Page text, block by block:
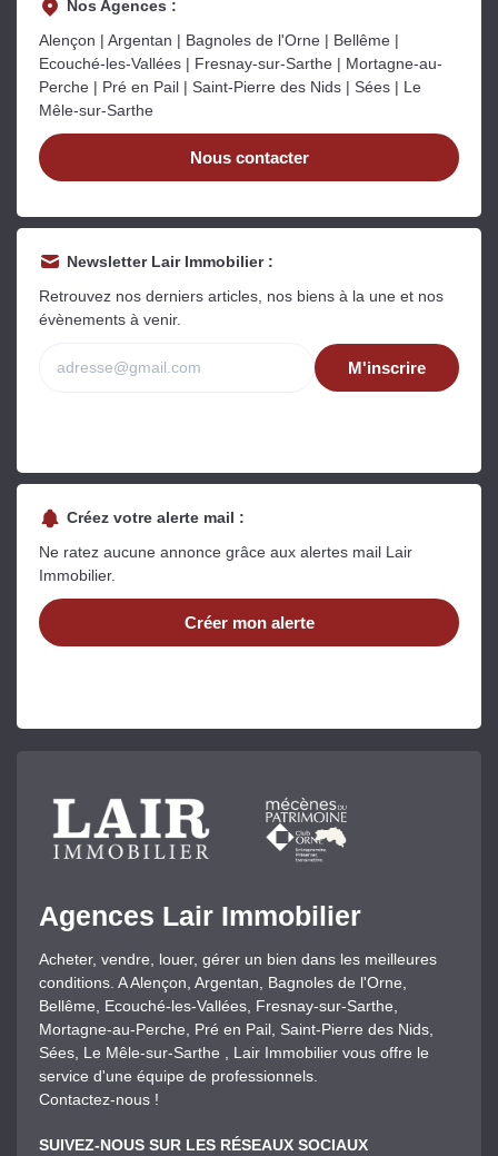
Nos Agences :
Alençon | Argentan | Bagnoles de l'Orne | Bellême |
Ecouché-les-Vallées | Fresnay-sur-Sarthe | Mortagne-au-
Perche | Pré en Pail | Saint-Pierre des Nids | Sées | Le
Mêle-sur-Sarthe
Nous contacter
Newsletter Lair Immobilier :
Retrouvez nos derniers articles, nos biens à la une et nos
évènements à venir.
M'inscrire
Créez votre alerte mail :
Ne ratez aucune annonce grâce aux alertes mail Lair
Immobilier.
Créer mon alerte
Agences Lair Immobilier
Acheter, vendre, louer, gérer un bien dans les meilleures
conditions. A Alençon, Argentan, Bagnoles de l'Orne,
Bellême, Ecouché-les-Vallées, Fresnay-sur-Sarthe,
Mortagne-au-Perche, Pré en Pail, Saint-Pierre des Nids,
Sées, Le Mêle-sur-Sarthe , Lair Immobilier vous offre le
service d'une équipe de professionnels.
Contactez-nous !
SUIVEZ-NOUS SUR LES RÉSEAUX SOCIAUX